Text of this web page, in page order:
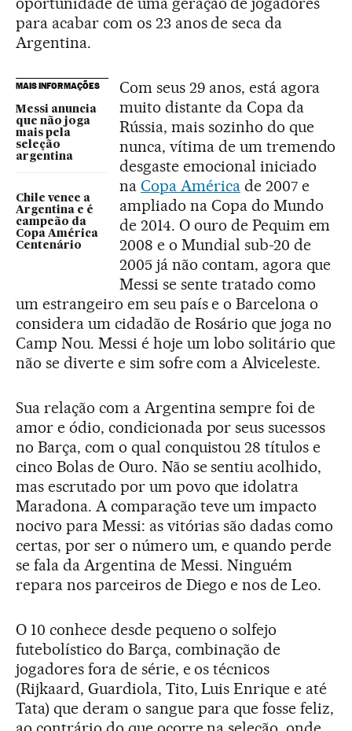
para acabar com os 23 anos de seca da
Argentina.
MAIS INFORMAÇÕES
Messi anuncia
que não joga
mais pela
seleção
argentina
Chile vence a
Argentina e é
campeão da
Copa América
Centenário
Com seus 29 anos, está agora
muito distante da Copa da
Rússia, mais sozinho do que
nunca, vítima de um tremendo
desgaste emocional iniciado
na Copa Américade 2007 e
ampliado na Copa do Mundo
de 2014. O ouro de Pequim em
2008 e o Mundial sub-20 de
2005 já não contam, agora que
Messi se sente tratado como
um estrangeiro em seu país e o Barcelona o
considera um cidadão de Rosário que joga no
Camp Nou. Messi é hoje um lobo solitário que
não se diverte e sim sofre com a Alviceleste.
Sua relação com a Argentina sempre foi de
amor e ódio, condicionada por seus sucessos
no Barça, com o qual conquistou 28 títulos e
cinco Bolas de Ouro. Não se sentiu acolhido,
mas escrutado por um povo que idolatra
Maradona. A comparação teve um impacto
nocivo para Messi: as vitórias são dadas como
certas, por ser o número um, e quando perde
se fala da Argentina de Messi. Ninguém
repara nos parceiros de Diego e nos de Leo.
O 10 conhece desde pequeno o solfejo
futebolístico do Barça, combinação de
jogadores fora de série, e os técnicos
(Rijkaard, Guardiola, Tito, Luis Enrique e até
Tata) que deram o sangue para que fosse feliz,